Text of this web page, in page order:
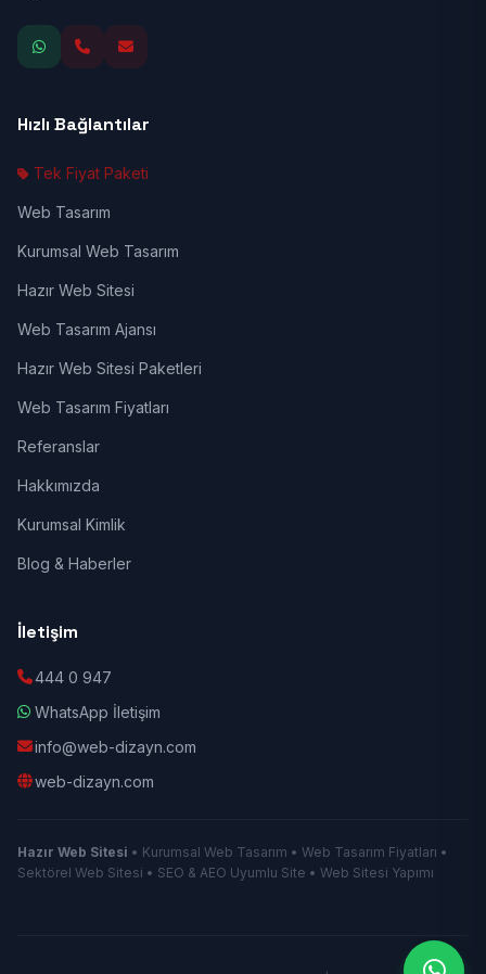
Hızlı Bağlantılar
Tek Fiyat Paketi
Web Tasarım
Kurumsal Web Tasarım
Hazır Web Sitesi
Web Tasarım Ajansı
Hazır Web Sitesi Paketleri
Web Tasarım Fiyatları
Referanslar
Hakkımızda
Kurumsal Kimlik
Blog & Haberler
İletişim
444 0 947
WhatsApp İletişim
info@web-dizayn.com
web-dizayn.com
Hazır Web Sitesi • Kurumsal Web Tasarım • Web Tasarım Fiyatları •
Sektörel Web Sitesi • SEO & AEO Uyumlu Site • Web Sitesi Yapımı